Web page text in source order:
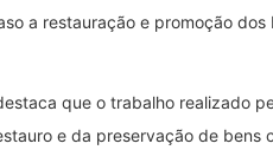
a restauração e promoção
que o trabalho realizado
e da preservação de